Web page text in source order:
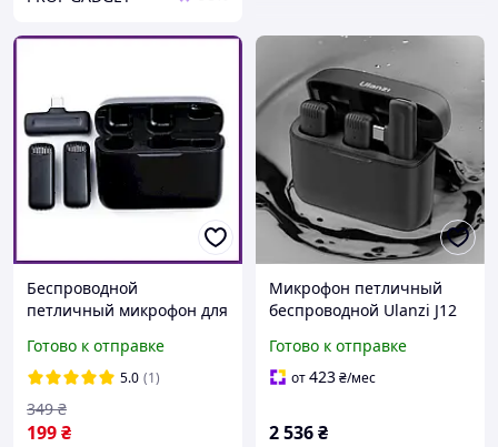
Беспроводной
петличный микрофон для
трансляций с разъемом
Type-C и
шумоподавлением, 2 шт
Готово к отправке
5.0 (1)
199₴
349 ₴
Микрофон петличный
беспроводной Ulanzi J12
Android с разъемом Type-
C
Готово к отправке
от423₴/мес
2 536₴